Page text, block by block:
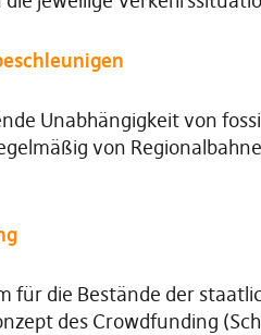
Unabhängigkeit von
von
für die Bestände der
des Crowdfunding